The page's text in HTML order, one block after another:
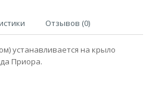
Отзывов (0)
устанавливается на крыло
Приора.